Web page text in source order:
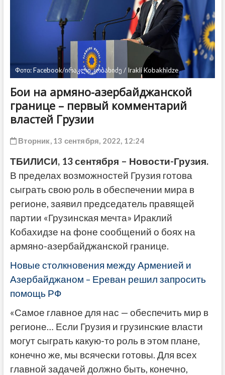
Фото: Facebook/ირაკლი კობახიძე / Irakli Kobakhidze
Бои на армяно-азербайджанской
границе – первый комментарий
властей Грузии
Вторник, 13 сентября, 2022, 12:24
ТБИЛИСИ, 13 сентября – Новости-Грузия.
В пределах возможностей Грузия готова
сыграть свою роль в обеспечении мира в
регионе, заявил председатель правящей
партии «Грузинская мечта» Ираклий
Кобахидзе на фоне сообщений о боях на
армяно-азербайджанской границе.
Новые столкновения между Арменией и
Азербайджаном – Ереван решил запросить
помощь РФ
«Самое главное для нас — обеспечить мир в
регионе… Если Грузия и грузинские власти
могут сыграть какую-то роль в этом плане,
конечно же, мы всячески готовы. Для всех
главной задачей должно быть, конечно,